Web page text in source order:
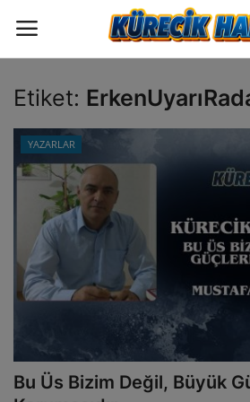
Oturum Üye Ol
ANA SAYFA
GÜNCEL
POLİTİKA
EKONOMİ
BİLİM VE TEKNOLOJİ
Etiket:
YAZARLAR
Bu Üs Bizim Değil, Büyük